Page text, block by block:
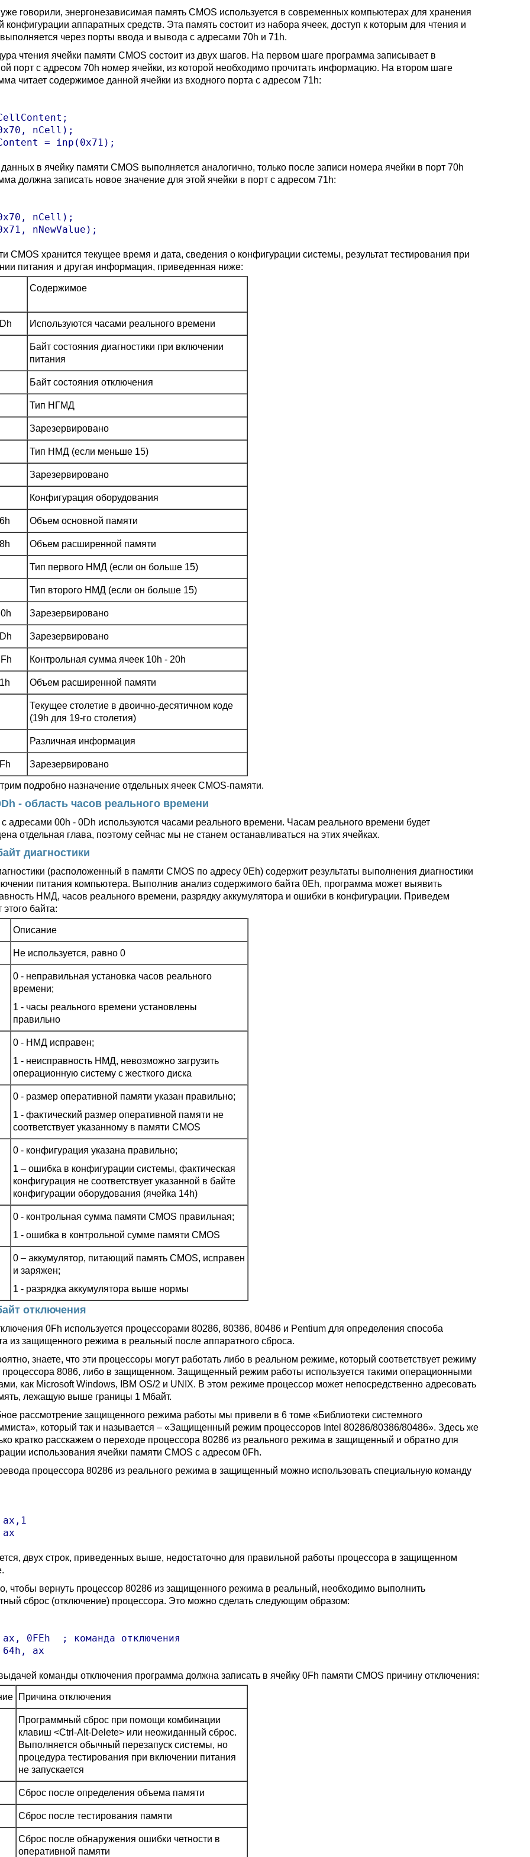
говорили, энергонезависимая память CMOS используется в современных компьютерах для хранения
конфигурации аппаратных средств. Эта память состоит из набора ячеек, доступ к которым для чтения и
через порты ввода и вывода с адресами 70h и 71h.
чтения ячейки памяти CMOS состоит из двух шагов. На первом шаге программа записывает в
порт с адресом 70h номер ячейки, из которой необходимо прочитать информацию. На втором шаге
читает содержимое данной ячейки из входного порта с адресом 71h:
nCell);
в ячейку памяти CMOS выполняется аналогично, только после записи номера ячейки в порт 70h
должна записать новое значение для этой ячейки в порт с адресом 71h:
nCell);
CMOS хранится текущее время и дата, сведения о конфигурации системы, результат тестирования при
питания и другая информация, приведенная ниже:
Содержимое
Используются часами реального времени
Байт состояния диагностики при включении
питания
Байт состояния отключения
Тип НГМД
Зарезервировано
Тип НМД (если меньше 15)
Зарезервировано
Конфигурация оборудования
Объем основной памяти
Объем расширенной памяти
Тип первого НМД (если он больше 15)
Тип второго НМД (если он больше 15)
Зарезервировано
Зарезервировано
Контрольная сумма ячеек 10h - 20h
Объем расширенной памяти
Текущее столетие в двоично-десятичном коде
(19h для 19-го столетия)
Различная информация
Зарезервировано
подробно назначение отдельных ячеек CMOS-памяти.
- область часов реального времени
адресами 00h - 0Dh используются часами реального времени. Часам реального времени будет
отдельная глава, поэтому сейчас мы не станем останавливаться на этих ячейках.
диагностики
(расположенный в памяти CMOS по адресу 0Eh) содержит результаты выполнения диагностики
питания компьютера. Выполнив анализ содержимого байта 0Eh, программа может выявить
НМД, часов реального времени, разрядку аккумулятора и ошибки в конфигурации. Приведем
байта:
Описание
Не используется, равно 0
0 - неправильная установка часов реального
времени;
1 - часы реального времени установлены
правильно
0 - НМД исправен;
1 - неисправность НМД, невозможно загрузить
операционную систему с жесткого диска
0 - размер оперативной памяти указан правильно;
1 - фактический размер оперативной памяти не
соответствует указанному в памяти CMOS
0 - конфигурация указана правильно;
1 – ошибка в конфигурации системы, фактическая
конфигурация не соответствует указанной в байте
конфигурации оборудования (ячейка 14h)
0 - контрольная сумма памяти CMOS правильная;
1 - ошибка в контрольной сумме памяти CMOS
0 – аккумулятор, питающий память CMOS, исправен
и заряжен;
1 - разрядка аккумулятора выше нормы
отключения
0Fh используется процессорами 80286, 80386, 80486 и Pentium для определения способа
из защищенного режима в реальный после аппаратного сброса.
знаете, что эти процессоры могут работать либо в реальном режиме, который соответствует режиму
процессора 8086, либо в защищенном. Защищенный режим работы используется такими операционными
как Microsoft Windows, IBM OS/2 и UNIX. В этом режиме процессор может непосредственно адресовать
лежащую выше границы 1 Мбайт.
рассмотрение защищенного режима работы мы привели в 6 томе «Библиотеки системного
который так и называется – «Защищенный режим процессоров Intel 80286/80386/80486». Здесь же
кратко расскажем о переходе процессора 80286 из реального режима в защищенный и обратно для
использования ячейки памяти CMOS с адресом 0Fh.
процессора 80286 из реального режима в защищенный можно использовать специальную команду
двух строк, приведенных выше, недостаточно для правильной работы процессора в защищенном
чтобы вернуть процессор 80286 из защищенного режима в реальный, необходимо выполнить
сброс (отключение) процессора. Это можно сделать следующим образом:
0FEh  ; команда отключения
команды отключения программа должна записать в ячейку 0Fh памяти CMOS причину отключения:
Причина отключения
Программный сброс при помощи комбинации
клавиш <Ctrl-Alt-Delete> или неожиданный сброс.
Выполняется обычный перезапуск системы, но
процедура тестирования при включении питания
не запускается
Сброс после определения объема памяти
Сброс после тестирования памяти
Сброс после обнаружения ошибки четности в
оперативной памяти